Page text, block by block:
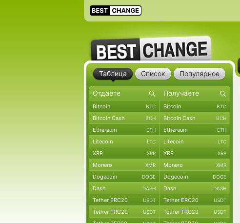
Таблица Список Популярное
Bitcoin BTC Bitcoin BTC
Bitcoin Cash BCH Bitcoin Cash BCH
Ethereum ETH Ethereum ETH
Litecoin LTC Litecoin LTC
XRP XRP XRP XRP
Monero XMR Monero XMR
Dogecoin DOGE Dogecoin DOGE
Dash DASH Dash DASH
Tether ERC20 USDT Tether ERC20 USDT
Tether TRC20 USDT Tether TRC20 USDT